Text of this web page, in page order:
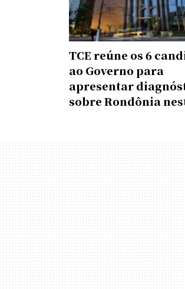
TCE reúne os 6
ao Governo para
apresentar
sobre Rondônia